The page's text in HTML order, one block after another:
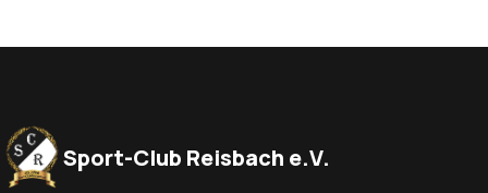
Sport-Club Reisbach e.V.